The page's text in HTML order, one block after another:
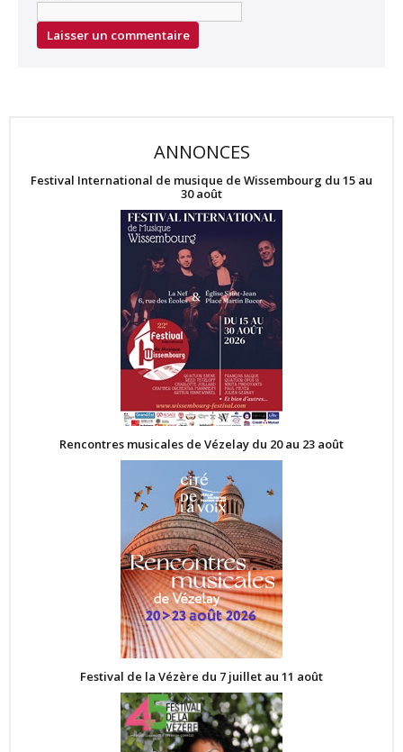
ANNONCES
Festival International de musique de Wissembourg du 15 au
30 août
Rencontres musicales de Vézelay du 20 au 23 août
Festival de la Vézère du 7 juillet au 11 août